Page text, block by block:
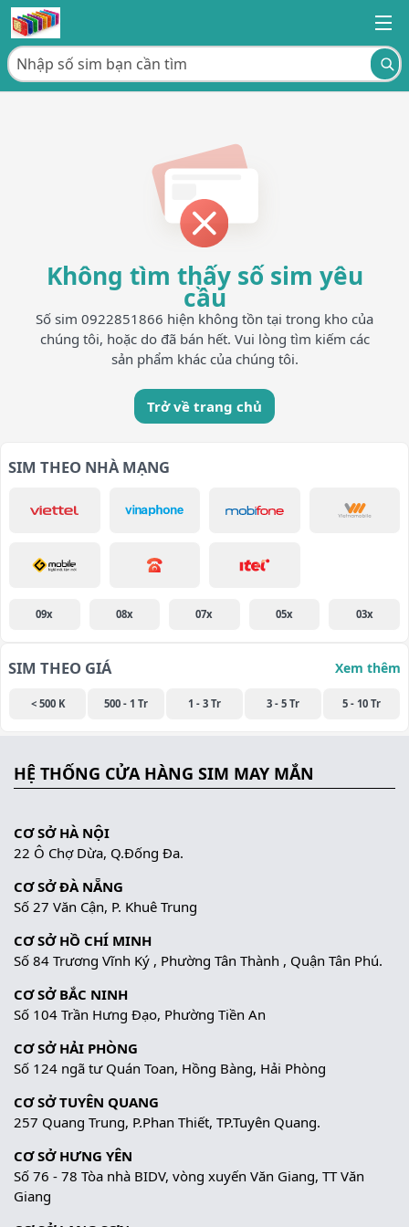
Không tìm thấy số sim yêu
cầu
Số sim 0922851866 hiện không tồn tại trong kho của
chúng tôi, hoặc do đã bán hết. Vui lòng tìm kiếm các
sản phẩm khác của chúng tôi.
Trở về trang chủ
SIM THEO NHÀ MẠNG
09x 08x 07x 05x 03x
SIM THEO GIÁ Xem thêm
< 500 K 500 - 1 Tr 1 - 3 Tr 3 - 5 Tr 5 - 10 Tr
HỆ THỐNG CỬA HÀNG SIM MAY MẮN
CƠ SỞ HÀ NỘI
22 Ô Chợ Dừa, Q.Đống Đa.
CƠ SỞ ĐÀ NẴNG
Số 27 Văn Cận, P. Khuê Trung
CƠ SỞ HỒ CHÍ MINH
Số 84 Trương Vĩnh Ký , Phường Tân Thành , Quận Tân Phú.
CƠ SỞ BẮC NINH
Số 104 Trần Hưng Đạo, Phường Tiền An
CƠ SỞ HẢI PHÒNG
Số 124 ngã tư Quán Toan, Hồng Bàng, Hải Phòng
CƠ SỞ TUYÊN QUANG
257 Quang Trung, P.Phan Thiết, TP.Tuyên Quang.
CƠ SỞ HƯNG YÊN
Số 76 - 78 Tòa nhà BIDV, vòng xuyến Văn Giang, TT Văn
Giang